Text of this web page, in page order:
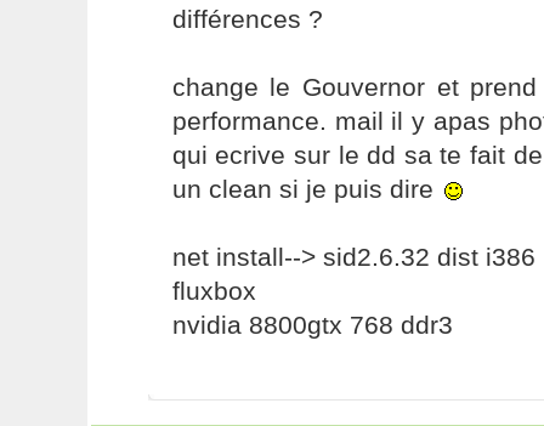
différences ?
change le Gouvernor et
performance. mail il y apas
qui ecrive sur le dd sa te fait
un clean si je puis dire
net install--> sid2.6.32 dist i386
fluxbox
nvidia 8800gtx 768 ddr3